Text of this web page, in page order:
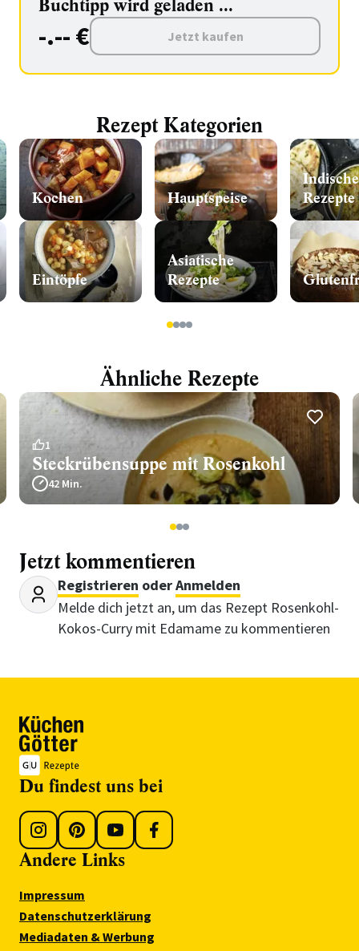
Buchtipp wird geladen ...
-.-- € Jetzt kaufen
Rezept Kategorien
Kochen
Eintöpfe
Hauptspeise
Asiatische
Rezepte
Indische
Rezepte
1234
Ähnliche Rezepte
1
Steckrübensuppe mit Rosenkohl
42 Min.
123
Jetzt kommentieren
Registrieren oderAnmelden
Melde dich jetzt an, um das Rezept Rosenkohl-
Kokos-Curry mit Edamame zu kommentieren
Du findest uns bei
Andere Links
Impressum
Datenschutzerklärung
Mediadaten & Werbung